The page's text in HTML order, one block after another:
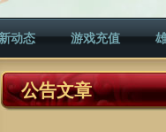
动态 游戏充值
公告文章